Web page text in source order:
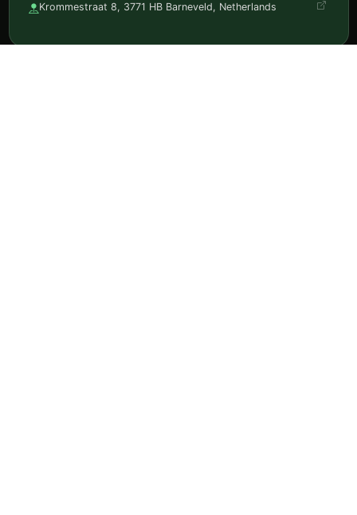
Krommestraat 8, 3771 HB Barneveld, Netherlands